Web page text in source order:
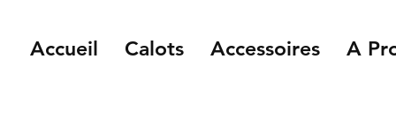
Accueil Calots Accessoires A